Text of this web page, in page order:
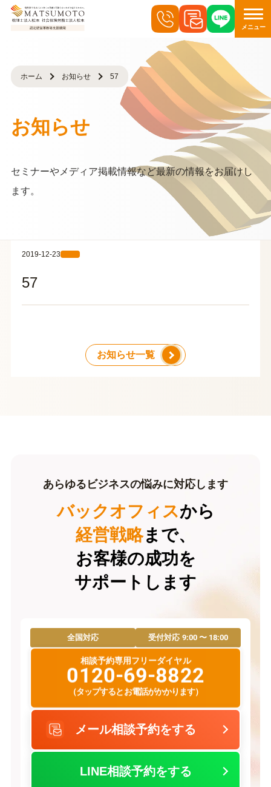
メニュー
ホーム お知らせ 57
お知らせ
セミナーやメディア掲載情報など最新の情報をお届けし
ます。
2019-12-23
57
お知らせ一覧
あらゆるビジネスの悩みに対応します
バックオフィスから
経営戦略まで、
お客様の成功を
サポートします
全国対応 受付対応9:00 〜 18:00
相談予約専用フリーダイヤル
0120-69-8822
（タップするとお電話がかかります）
メール相談予約をする
LINE相談予約をする